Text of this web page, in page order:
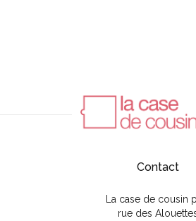
Contact
La case de cousin
rue des